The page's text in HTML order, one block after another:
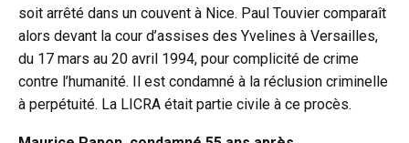
soit arrêté dans un couvent à Nice. Paul Touvier comparaît
alors devant la cour d’assises des Yvelines à Versailles,
du 17 mars au 20 avril 1994, pour complicité de crime
contre l’humanité. Il est condamné à la réclusion criminelle
à perpétuité. La LICRA était partie civile à ce procès.